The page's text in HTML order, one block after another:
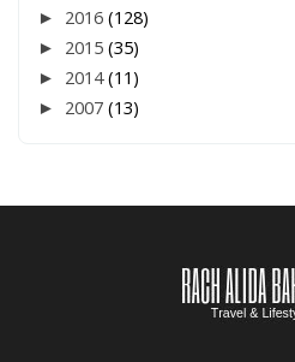
► 2016 (128)
► 2015 (35)
► 2014(11)
► 2007 (13)